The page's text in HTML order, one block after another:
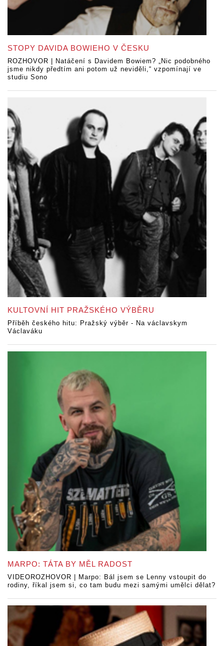
STOPY DAVIDA BOWIEHO V ČESKU
ROZHOVOR | Natáčení s Davidem Bowiem? „Nic podobného
jsme nikdy předtím ani potom už neviděli,“ vzpomínají ve
studiu Sono
KULTOVNÍ HIT PRAŽSKÉHO VÝBĚRU
Příběh českého hitu: Pražský výběr - Na václavskym
Václaváku
MARPO: TÁTA BY MĚL RADOST
VIDEOROZHOVOR | Marpo: Bál jsem se Lenny vstoupit do
rodiny, říkal jsem si, co tam budu mezi samými umělci dělat?